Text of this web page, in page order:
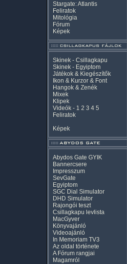
Stargate: Atlantis
Feliratok
Mitológia
Fórum
Képek
Skinek - Csillagkapu
Skinek - Egyiptom
Játékok & Kiegészítők
Ikon & Kurzor & Font
Hangok & Zenék
Mixek
Klipek
Videók - 1 2 3 4 5
Feliratok
Képek
Abydos Gate GYIK
Bannercsere
Impresszum
SevGate
Egyiptom
SGC Dial Simulator
DHD Simulator
Rajongói teszt
Csillagkapu levlista
MacGyver
Könyvajánló
Videoajánló
In Memoriam TV3
Az oldal története
A Fórum rangjai
Magamról